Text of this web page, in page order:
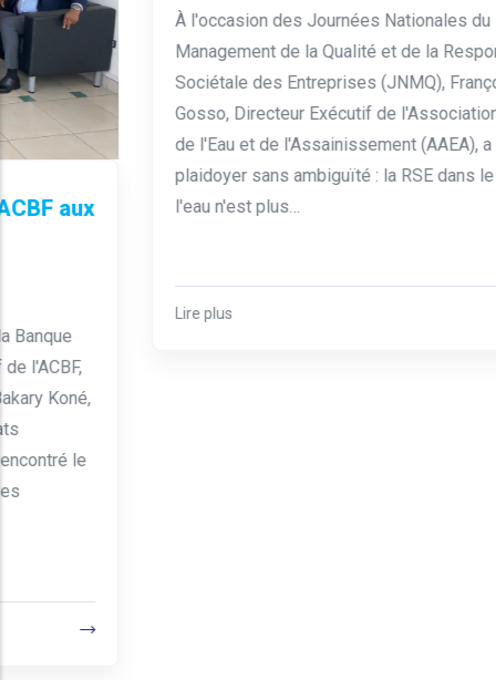
RSE et eau en Afrique : de la déclaration
à l'impératif
À l'occasion des Journées Nationales du
Management de la Qualité et de la Responsabilité
Gosso, Directeur Exécutif de l'Association Africaine
de l'Eau et de l'Assainissement (AAEA), a livré un
plaidoyer sans ambiguïté : la RSE dans le secteur de
l'eau n'est plus…